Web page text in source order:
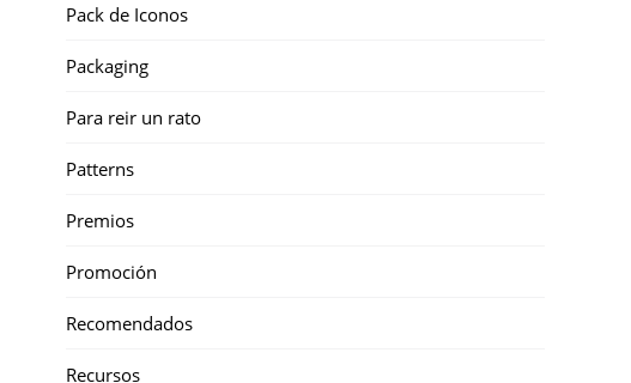
Pack de Iconos
Packaging
Para reir un rato
Patterns
Premios
Promoción
Recomendados
Recursos